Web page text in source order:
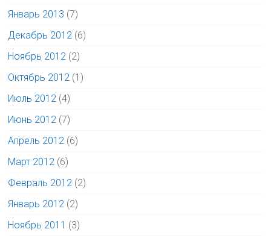
Январь 2013 (7)
Декабрь 2012 (6)
Ноябрь 2012 (2)
Октябрь 2012 (1)
Июль 2012 (4)
Июнь 2012 (7)
Апрель 2012 (6)
Март 2012 (6)
Февраль 2012 (2)
Январь 2012 (2)
Ноябрь 2011 (3)